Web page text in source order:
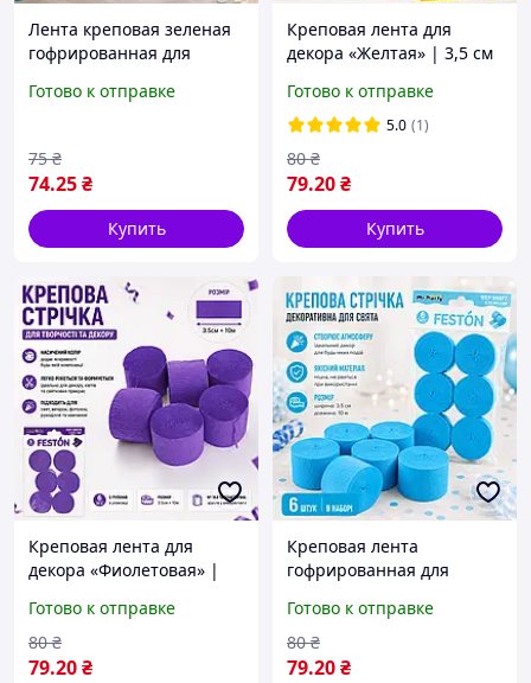
Лента креповая зеленая
гофрированная для
уп
Готово к отправке
74.25₴
75 ₴
Купить
Креповая лента для
декора «Желтая» | 3,5 см
Готово к отправке
5.0 (1)
79.20₴
80 ₴
Купить
Креповая лента для
декора «Фиолетовая» |
шт.
Готово к отправке
79.20₴
80 ₴
Креповая лента
гофрированная для
Голубая 6шт/уп
Готово к отправке
79.20₴
80 ₴